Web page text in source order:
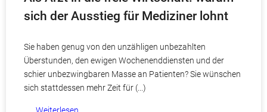
sich der Ausstieg für Mediziner lohnt
Sie haben genug von den unzähligen unbezahlten
Überstunden, den ewigen Wochenenddiensten und der
schier unbezwingbaren Masse an Patienten? Sie wünschen
sich stattdessen mehr Zeit für
Weiterlesen